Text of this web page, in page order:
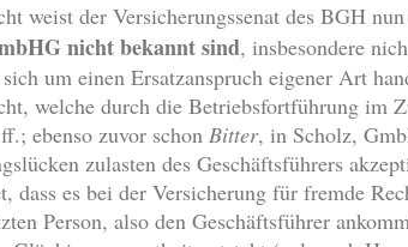
weist der Versicherungssenat des BGH
nicht bekannt sind, insbesondere
um einen Ersatzanspruch eigener Art
welche durch die Betriebsfortführung im
ebenso zuvor schon Bitter, in Scholz,
zulasten des Geschäftsführers
dass es bei der Versicherung für fremde
Person, also den Geschäftsführer